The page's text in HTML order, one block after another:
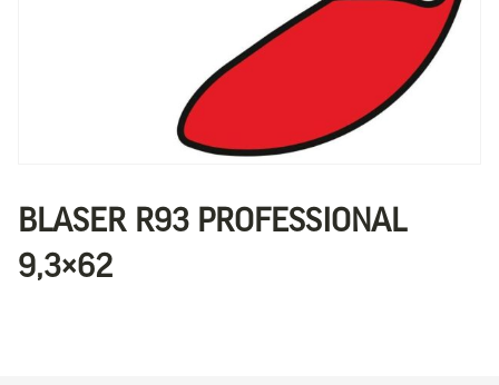
BLASER R93 PROFESSIONAL
9,3×62